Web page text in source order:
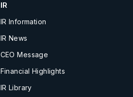
IR
IR Information
IR News
CEO Message
Financial Highlights
IR Library